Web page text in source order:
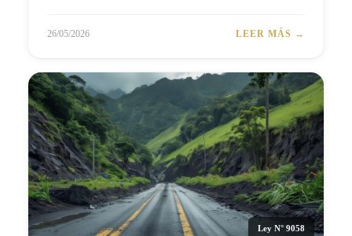
26/05/2026 LEER MÁS →
Ley N° 9058